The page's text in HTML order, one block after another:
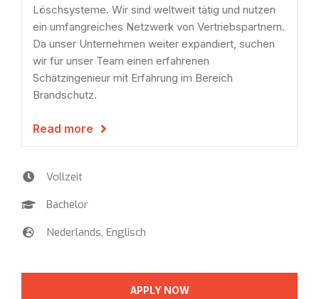
Löschsysteme. Wir sind weltweit tätig und nutzen
ein umfangreiches Netzwerk von Vertriebspartnern.
Da unser Unternehmen weiter expandiert, suchen
wir für unser Team einen erfahrenen
Schätzingenieur mit Erfahrung im Bereich
Brandschutz.
Read more 
 Vollzeit
 Bachelor
 Nederlands, Englisch
APPLY NOW